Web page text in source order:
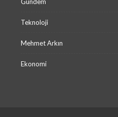
Gündem
Teknoloji
Mehmet Arkın
Ekonomi